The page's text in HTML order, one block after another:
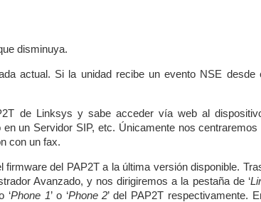
disminuya.
actual. Si la unidad recibe un evento NSE desde
de Linksys y sabe acceder vía web al
un Servidor SIP, etc. Únicamente nos centraremos
con un fax.
del PAP2T a la última versión disponible.
Avanzado, y nos dirigiremos a la pestaña de ‘
‘Phone 1’ o ‘Phone 2’ del PAP2T respectivamente.